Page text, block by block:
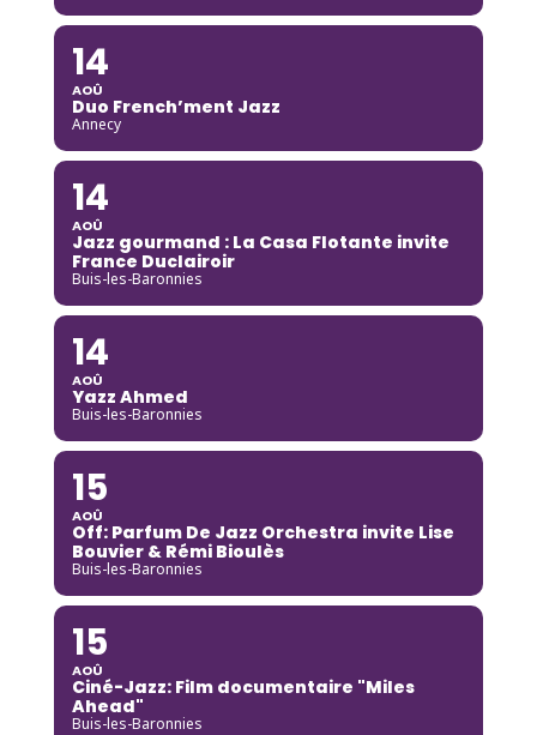
14
AOÛ
Duo French’ment Jazz
Annecy
14
AOÛ
Jazz gourmand : La Casa Flotante invite
France Duclairoir
Buis-les-Baronnies
14
AOÛ
Yazz Ahmed
Buis-les-Baronnies
15
AOÛ
Off: Parfum De Jazz Orchestra invite Lise
Bouvier & Rémi Bioulès
Buis-les-Baronnies
15
AOÛ
Ciné-Jazz: Film documentaire "Miles
Ahead"
Buis-les-Baronnies